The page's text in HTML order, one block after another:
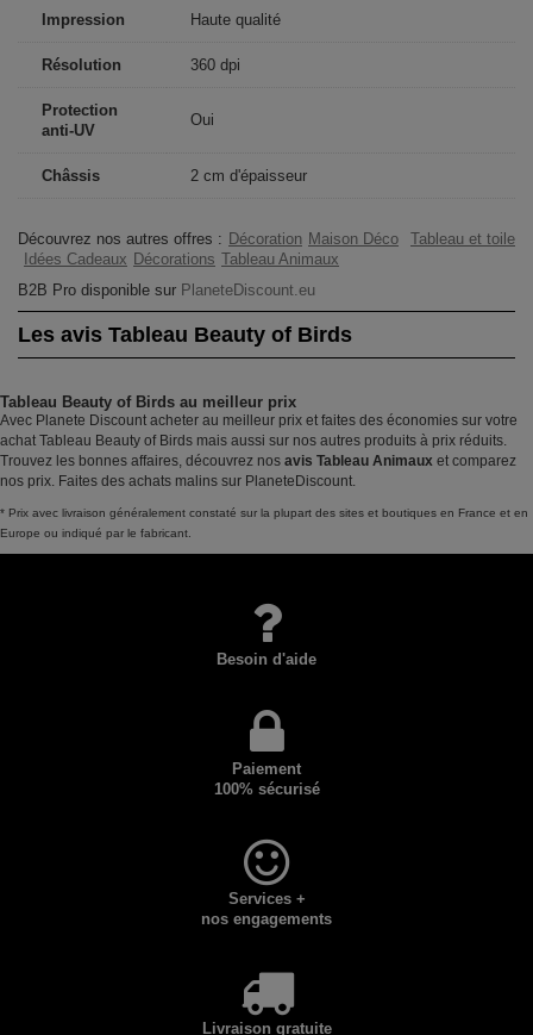
Impression Haute qualité
Résolution 360 dpi
Protection
anti-UV
Oui
Châssis 2 cm d'épaisseur
Découvrez nos autres offres : Décoration Maison Déco
Tableau et toile
Idées Cadeaux Décorations Tableau Animaux
B2B Pro disponible sur PlaneteDiscount.eu
Les avis Tableau Beauty of Birds
Tableau Beauty of Birds au meilleur prix
Avec Planete Discount acheter au meilleur prix et faites des économies sur votre
achat Tableau Beauty of Birds mais aussi sur nos autres produits à prix réduits.
Trouvez les bonnes affaires, découvrez nos avis Tableau Animaux et comparez
nos prix. Faites des achats malins sur PlaneteDiscount.
* Prix avec livraison généralement constaté sur la plupart des sites et boutiques en France et en
Europe ou indiqué par le fabricant.
Besoin d'aide
Paiement
100% sécurisé
Services +
nos engagements
Livraison gratuite